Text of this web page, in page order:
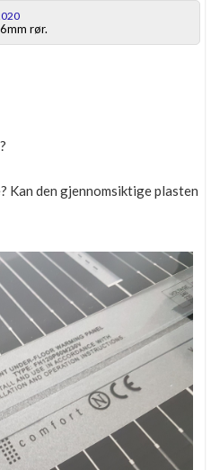
rør.
Kan den gjennomsiktige plasten